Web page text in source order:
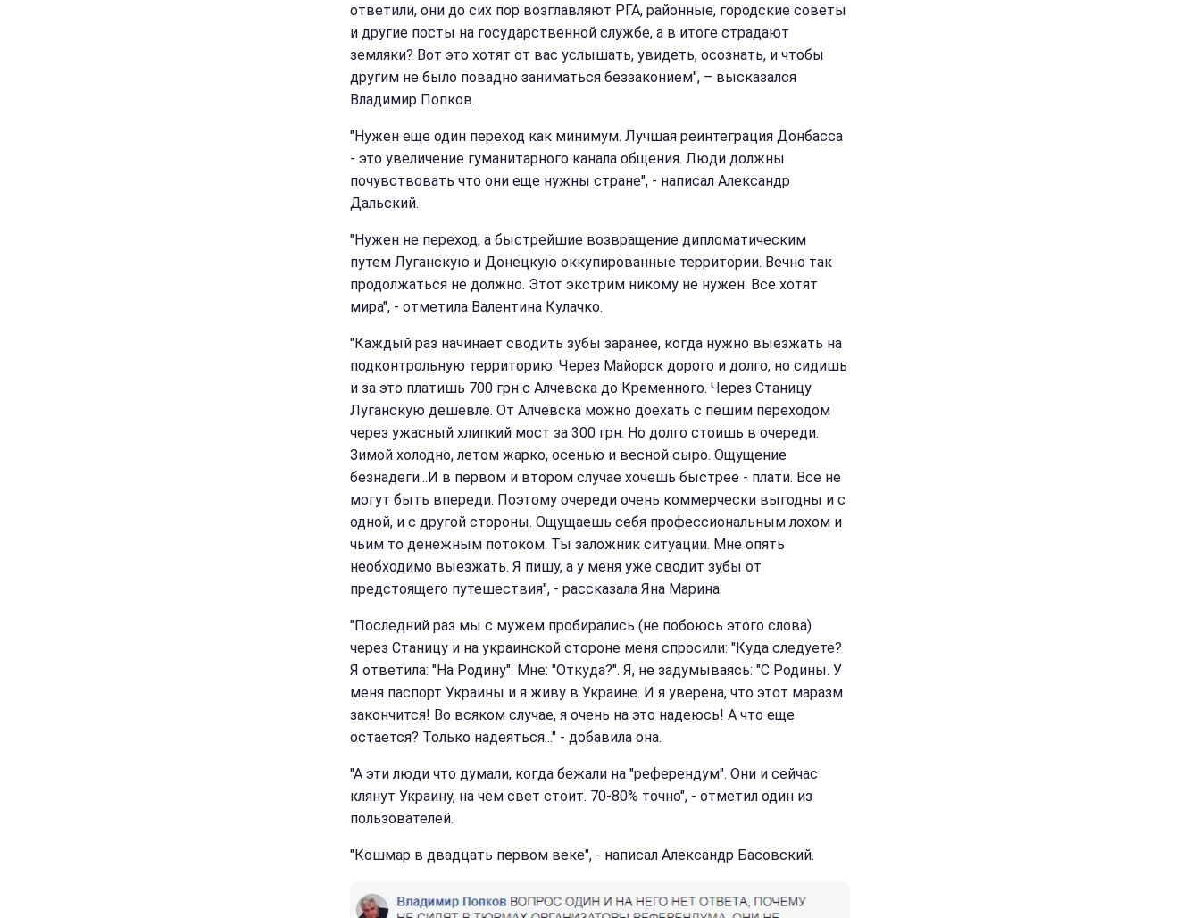
ответили, они до сих пор возглавляют РГА, районные, городские советы
и другие посты на государственной службе, а в итоге страдают
земляки? Вот это хотят от вас услышать, увидеть, осознать, и чтобы
другим не было повадно заниматься беззаконием", – высказался
Владимир Попков.
"Нужен еще один переход как минимум. Лучшая реинтеграция Донбасса
- это увеличение гуманитарного канала общения. Люди должны
почувствовать что они еще нужны стране", - написал Александр
Дальский.
"Нужен не переход, а быстрейшие возвращение дипломатическим
путем Луганскую и Донецкую оккупированные территории. Вечно так
продолжаться не должно. Этот экстрим никому не нужен. Все хотят
мира", - отметила Валентина Кулачко.
"Каждый раз начинает сводить зубы заранее, когда нужно выезжать на
подконтрольную территорию. Через Майорск дорого и долго, но сидишь
и за это платишь 700 грн с Алчевска до Кременного. Через Станицу
Луганскую дешевле. От Алчевска можно доехать с пешим переходом
через ужасный хлипкий мост за 300 грн. Но долго стоишь в очереди.
Зимой холодно, летом жарко, осенью и весной сыро. Ощущение
безнадеги...И в первом и втором случае хочешь быстрее - плати. Все не
могут быть впереди. Поэтому очереди очень коммерчески выгодны и с
одной, и с другой стороны. Ощущаешь себя профессиональным лохом и
чьим то денежным потоком. Ты заложник ситуации. Мне опять
необходимо выезжать. Я пишу, а у меня уже сводит зубы от
предстоящего путешествия", - рассказала Яна Марина.
"Последний раз мы с мужем пробирались (не побоюсь этого слова)
через Станицу и на украинской стороне меня спросили: "Куда следуете?
Я ответила: "На Родину". Мне: "Откуда?". Я, не задумываясь: "С Родины. У
меня паспорт Украины и я живу в Украине. И я уверена, что этот маразм
закончится! Во всяком случае, я очень на это надеюсь! А что еще
остается? Только надеяться..." - добавила она.
"А эти люди что думали, когда бежали на "референдум". Они и сейчас
клянут Украину, на чем свет стоит. 70-80% точно", - отметил один из
пользователей.
"Кошмар в двадцать первом веке", - написал Александр Басовский.